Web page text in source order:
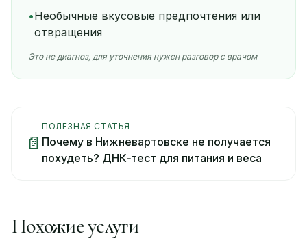
•Необычные вкусовые предпочтения или
отвращения
Это не диагноз, для уточнения нужен разговор с врачом
📄
ПОЛЕЗНАЯ СТАТЬЯ
Почему в Нижневартовске не получается
похудеть? ДНК‑тест для питания и веса
Похожие услуги